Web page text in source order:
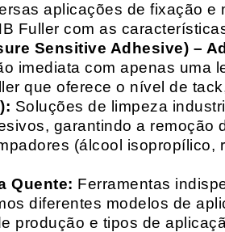
aplicações de fixação
Fuller com as
Sensitive Adhesive) –
imediata com apenas uma
que oferece o nível de
Soluções de limpeza
garantindo a remoção
(álcool
Quente: Ferramentas
diferentes modelos de
produção e tipos de